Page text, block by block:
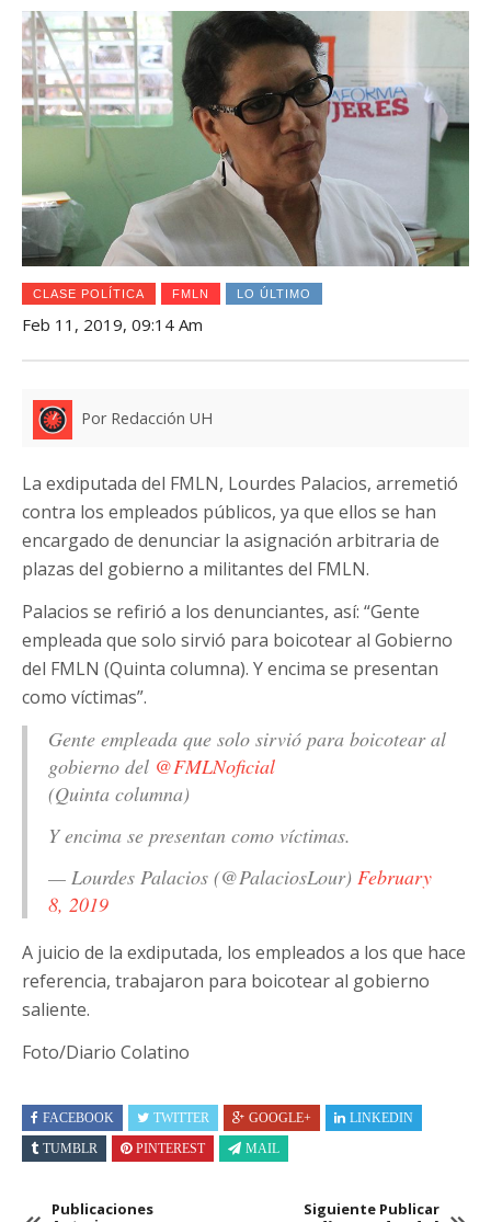
CLASE POLÍTICA FMLN LO ÚLTIMO
Feb 11, 2019, 09:14 Am
Por Redacción UH
La exdiputada del FMLN, Lourdes Palacios, arremetió
contra los empleados públicos, ya que ellos se han
encargado de denunciar la asignación arbitraria de
plazas del gobierno a militantes del FMLN.
Palacios se refirió a los denunciantes, así: “Gente
empleada que solo sirvió para boicotear al Gobierno
del FMLN (Quinta columna). Y encima se presentan
como víctimas”.
Gente empleada que solo sirvió para boicotear al
gobierno del @FMLNoficial
(Quinta columna)
Y encima se presentan como víctimas.
— Lourdes Palacios (@PalaciosLour) February
8, 2019
A juicio de la exdiputada, los empleados a los que hace
referencia, trabajaron para boicotear al gobierno
saliente.
Foto/Diario Colatino
FACEBOOK TWITTER GOOGLE+
LINKEDIN
TUMBLR
PINTEREST MAIL
Publicaciones
Siguiente Publicar